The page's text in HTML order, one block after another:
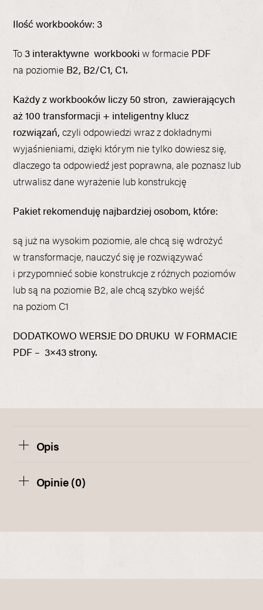
Ilość workbooków: 3
To3 interaktywne workbooki w formacie PDF
na poziomie B2, B2/C1, C1.
Każdy z workbooków liczy 50 stron, zawierających
aż 100 transformacji + inteligentny klucz
rozwiązań, czyli odpowiedzi wraz z dokładnymi
wyjaśnieniami, dzięki którym nie tylko dowiesz się,
dlaczego ta odpowiedź jest poprawna, ale poznasz lub
utrwalisz dane wyrażenie lub konstrukcję
Pakiet rekomenduję najbardziej osobom, które:
są już na wysokim poziomie, ale chcą się wdrożyć
w transformacje, nauczyć się je rozwiązywać
i przypomnieć sobie konstrukcje z różnych poziomów
lub są na poziomie B2, ale chcą szybko wejść
na poziom C1
DODATKOWO WERSJE DO DRUKU W FORMACIE
PDF – 3×43 strony.
Opis
Opinie (0)